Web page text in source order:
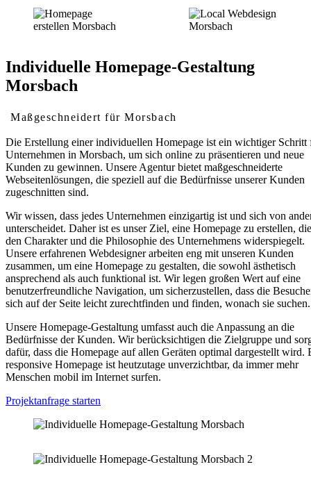
Individuelle Homepage-Gestaltung
Morsbach
Maßgeschneidert für Morsbach
Die Erstellung einer individuellen Homepage ist ein wichtiger Schritt
Unternehmen in Morsbach, um sich online zu präsentieren und neue
Kunden zu gewinnen. Unsere Agentur bietet maßgeschneiderte
Webseitenlösungen, die speziell auf die Bedürfnisse unserer Kunden
zugeschnitten sind.
Wir wissen, dass jedes Unternehmen einzigartig ist und sich von
unterscheidet. Daher ist es unser Ziel, eine Homepage zu erstellen, die
den Charakter und die Philosophie des Unternehmens widerspiegelt.
Unsere erfahrenen Webdesigner arbeiten eng mit unseren Kunden
zusammen, um eine Homepage zu gestalten, die sowohl ästhetisch
ansprechend als auch funktional ist. Wir legen großen Wert auf eine
benutzerfreundliche Navigation, um sicherzustellen, dass die
sich auf der Seite leicht zurechtfinden und finden, wonach sie suchen.
Unsere Homepage-Gestaltung umfasst auch die Anpassung an die
Bedürfnisse der Kunden. Wir berücksichtigen die Zielgruppe und
dafür, dass die Homepage auf allen Geräten optimal dargestellt wird.
responsive Homepage ist heutzutage unverzichtbar, da immer mehr
Menschen mobil im Internet surfen.
Projektanfrage starten